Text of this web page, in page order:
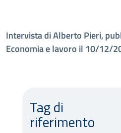
Intervista di Alberto Pieri,
Economia e lavoro il 10/12/
Tag di
riferimento